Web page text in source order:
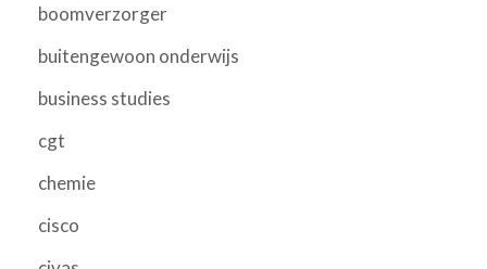
boomverzorger
buitengewoon onderwijs
business studies
cgt
chemie
cisco